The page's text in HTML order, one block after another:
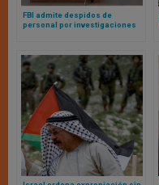
FBI admite despidos de
personal por investigaciones